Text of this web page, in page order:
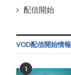
配信開始
VOD配信開始情報
1